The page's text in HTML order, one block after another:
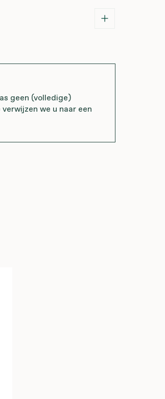
geen (volledige)
we u naar een